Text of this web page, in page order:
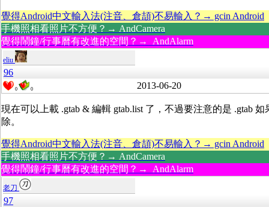
覺得Android中文輸入法(注音、倉頡)不易輸入？→ gcin Android
手機照相看照片不方便？→ AndCamera
覺得鬧鐘/行事曆有改進的空間？→ AndAlarm
eliu
96
0 0 2013-06-20
現在可以上載 .gtab & 編輯 gtab.list 了，不過要注意的是 .gtab
除。
覺得Android中文輸入法(注音、倉頡)不易輸入？→ gcin Android
手機照相看照片不方便？→ AndCamera
覺得鬧鐘/行事曆有改進的空間？→ AndAlarm
老刀
97